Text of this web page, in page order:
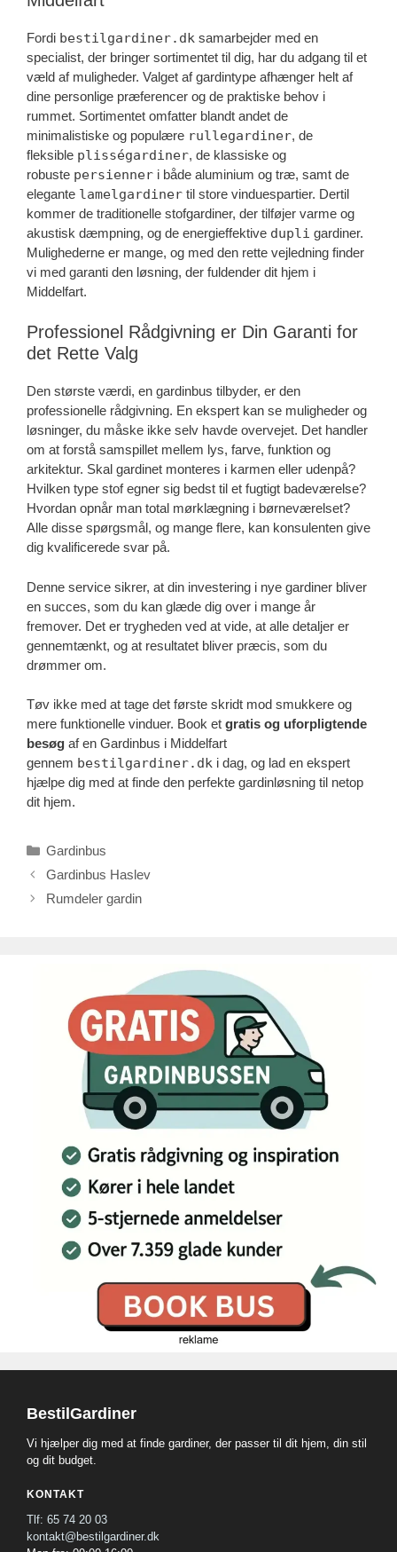
Fordi bestilgardiner.dk samarbejder med en
specialist, der bringer sortimentet til dig, har du adgang til et
væld af muligheder. Valget af gardintype afhænger helt af
dine personlige præferencer og de praktiske behov i
rummet. Sortimentet omfatter blandt andet de
minimalistiske og populære rullegardiner, de
fleksible plisségardiner, de klassiske og
robuste persienner i både aluminium og træ, samt de
elegante lamelgardiner til store vinduespartier. Dertil
kommer de traditionelle stofgardiner, der tilføjer varme og
akustisk dæmpning, og de energieffektive dupli gardiner.
Mulighederne er mange, og med den rette vejledning finder
vi med garanti den løsning, der fuldender dit hjem i
Middelfart.
Professionel Rådgivning er Din Garanti for
det Rette Valg
Den største værdi, en gardinbus tilbyder, er den
professionelle rådgivning. En ekspert kan se muligheder og
løsninger, du måske ikke selv havde overvejet. Det handler
om at forstå samspillet mellem lys, farve, funktion og
arkitektur. Skal gardinet monteres i karmen eller udenpå?
Hvilken type stof egner sig bedst til et fugtigt badeværelse?
Hvordan opnår man total mørklægning i børneværelset?
Alle disse spørgsmål, og mange flere, kan konsulenten give
dig kvalificerede svar på.
Denne service sikrer, at din investering i nye gardiner bliver
en succes, som du kan glæde dig over i mange år
fremover. Det er trygheden ved at vide, at alle detaljer er
gennemtænkt, og at resultatet bliver præcis, som du
drømmer om.
Tøv ikke med at tage det første skridt mod smukkere og
mere funktionelle vinduer. Book et gratis og uforpligtende
besøg af en Gardinbus i Middelfart
gennem bestilgardiner.dk i dag, og lad en ekspert
hjælpe dig med at finde den perfekte gardinløsning til netop
dit hjem.
Kategorier
Gardinbus
Gardinbus Haslev
Rumdeler gardin
BestilGardiner
Vi hjælper dig med at finde gardiner, der passer til dit hjem, din stil
og dit budget.
KONTAKT
Tlf: 65 74 20 03
kontakt@bestilgardiner.dk